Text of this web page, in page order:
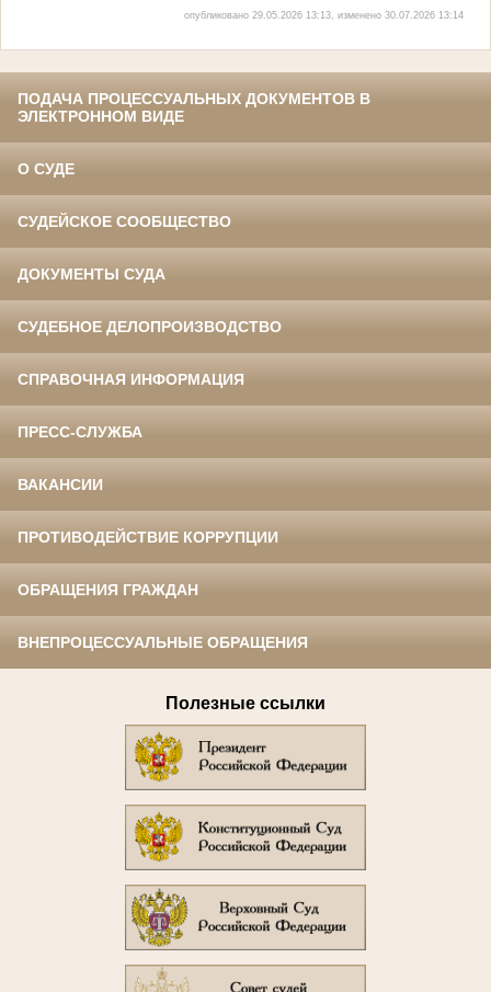
опубликовано 29.05.2026 13:13, изменено 30.07.2026 13:14
ПОДАЧА ПРОЦЕССУАЛЬНЫХ ДОКУМЕНТОВ В
ЭЛЕКТРОННОМ ВИДЕ
О СУДЕ
СУДЕЙСКОЕ СООБЩЕСТВО
ДОКУМЕНТЫ СУДА
СУДЕБНОЕ ДЕЛОПРОИЗВОДСТВО
СПРАВОЧНАЯ ИНФОРМАЦИЯ
ПРЕСС-СЛУЖБА
ВАКАНСИИ
ПРОТИВОДЕЙСТВИЕ КОРРУПЦИИ
ОБРАЩЕНИЯ ГРАЖДАН
ВНЕПРОЦЕССУАЛЬНЫЕ ОБРАЩЕНИЯ
Полезные ссылки